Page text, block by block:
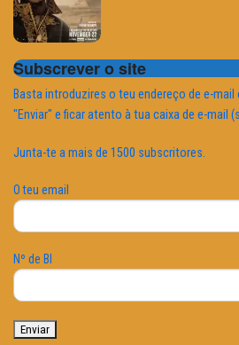
Subscrever o site
Basta introduzires o teu endereço de e-mail
"Enviar" e ficar atento à tua caixa de e-mail
Junta-te a mais de 1500 subscritores.
O teu email
Nº de BI